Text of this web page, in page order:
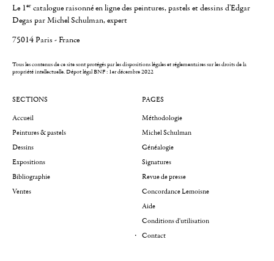
Le 1er catalogue raisonné en ligne des peintures, pastels et dessins d'Edgar
Degas par Michel Schulman, expert
75014 Paris - France
Tous les contenus de ce site sont protégés par les dispositions légales et réglementaires sur les droits de la
propriété intellectuelle.Dépot légal BNF : 1er décembre 2022
SECTIONS
Accueil
Peintures & pastels
Dessins
Expositions
Bibliographie
Ventes
PAGES
Méthodologie
Michel Schulman
Généalogie
Signatures
Revue de presse
Concordance Lemoisne
Aide
Conditions d'utilisation
Contact